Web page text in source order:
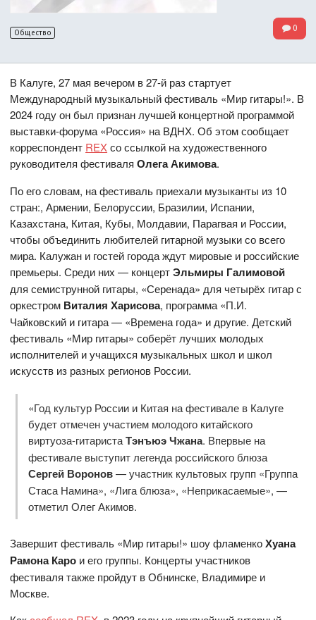
Общество 0
В Калуге, 27 мая вечером в 27-й раз стартует
Международный музыкальный фестиваль «Мир гитары!». В
2024 году он был признан лучшей концертной программой
выставки-форума «Россия» на ВДНХ. Об этом сообщает
корреспондент REXсо ссылкой на художественного
руководителя фестиваляОлега Акимова.
По его словам, на фестиваль приехали музыканты из 10
стран:, Армении, Белоруссии, Бразилии, Испании,
Казахстана, Китая, Кубы, Молдавии, Парагвая и России,
чтобы объединить любителей гитарной музыки со всего
мира. Калужан и гостей города ждут мировые и российские
премьеры. Среди них — концертЭльмиры Галимовой
для семиструнной гитары, «Серенада» для четырёх гитар с
оркестром Виталия Харисова, программа «П.И.
Чайковский и гитара — «Времена года» и другие. Детский
фестиваль «Мир гитары» соберёт лучших молодых
исполнителей и учащихся музыкальных школ и школ
искусств из разных регионов России.
«Год культур России и Китая на фестивале в Калуге
будет отмечен участием молодого китайского
виртуоза-гитаристаТэнъюэ Чжана. Впервые на
фестивале выступит легенда российского блюза
Сергей Воронов— участник культовых групп «Группа
Стаса Намина», «Лига блюза», «Неприкасаемые», —
отметил Олег Акимов.
Завершит фестиваль «Мир гитары!» шоу фламенкоХуана
Рамона Каро и его группы. Концерты участников
фестиваля также пройдут в Обнинске, Владимире и
Москве.